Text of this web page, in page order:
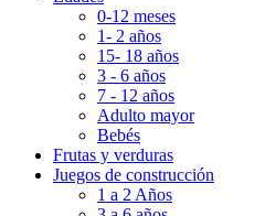
0-12 meses
1- 2 años
15- 18 años
3 - 6 años
7 - 12 años
Adulto mayor
Bebés
Frutas y verduras
Juegos de construcción
1 a 2 Años